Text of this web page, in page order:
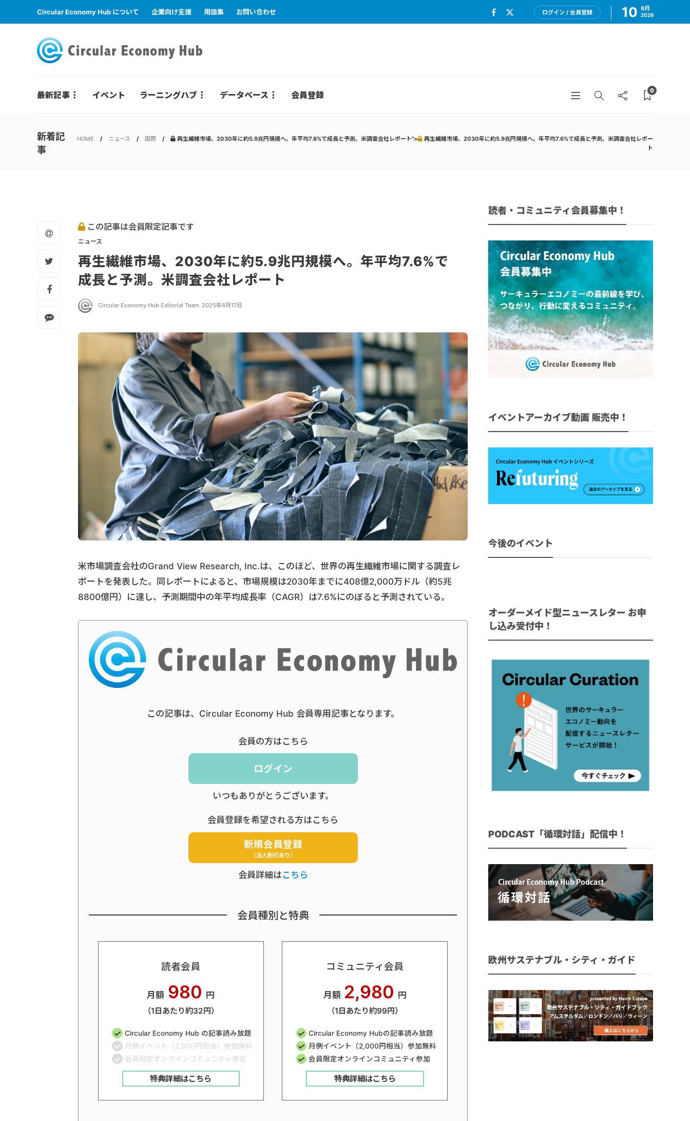
Circular Economy Hub について 企業向け支援 用語集 お問い合わせ ログイン / 会員登録 10 8月
2026
最新記事 イベント ラーニングハブ データベース 会員登録 0
新着記
事
HOME ニュース 国際 再生繊維市場、2030年に約5.9兆円規模へ。年平均7.6%で成長と予測。米調査会社レポート">
再生繊維市場、2030年に約5.9兆円規模へ。年平均7.6%で成長と予測。米調査会社レポー
ト
この記事は会員限定記事です
ニュース
再生繊維市場、2030年に約5.9兆円規模へ。年平均7.6%で
成長と予測。米調査会社レポート
Circular Economy Hub Editorial Team, 2025年6月17日
米市場調査会社のGrand View Research, Inc.は、このほど、世界の再生繊維市場に関する調査レ
ポートを発表した。同レポートによると、市場規模は2030年までに408億2,000万ドル（約5兆
8800億円）に達し、予測期間中の年平均成長率（CAGR）は7.6%にのぼると予測されている。
この記事は、Circular Economy Hub 会員専用記事となります。
会員の方はこちら
ログイン
いつもありがとうございます。
会員登録を希望される方はこちら
新規会員登録
（法人割引あり）
会員詳細はこちら
会員種別と特典
読者会員
月額 980 円
（1日あたり約32円）
Circular Economy Hub の記事読み放題
月例イベント（2,000円相当）参加無料
会員限定オンラインコミュニティ参加
特典詳細はこちら
コミュニティ会員
月額 2,980 円
（1日あたり約99円）
Circular Economy Hubの記事読み放題
月例イベント（2,000円相当）参加無料
会員限定オンラインコミュニティ参加
特典詳細はこちら
読者・コミュニティ会員募集中！
イベントアーカイブ動画 販売中！
今後のイベント
オーダーメイド型ニュースレター お申
し込み受付中！
PODCAST「循環対話」配信中！
欧州サステナブル・シティ・ガイド